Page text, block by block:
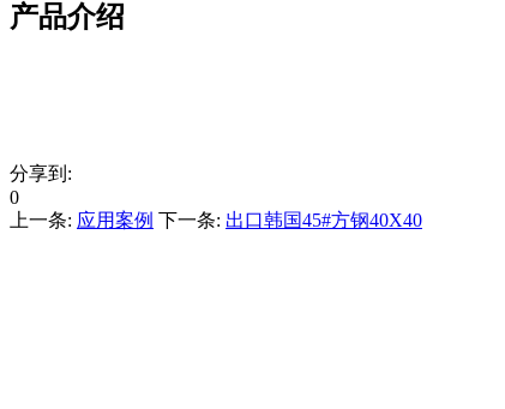
产品介绍
分享到:
0
上一条: 应用案例 下一条: 出口韩国45#方钢40X40